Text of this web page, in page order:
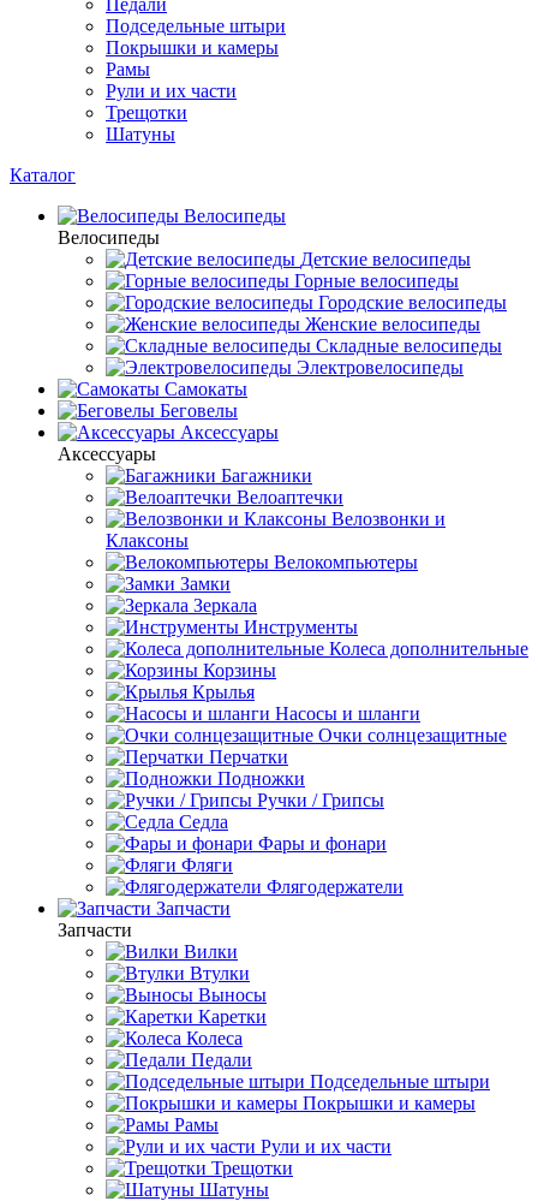
Педали
Подседельные штыри
Покрышки и камеры
Рамы
Рули и их части
Трещотки
Шатуны
Каталог
Велосипеды
Велосипеды
Детские велосипеды
Горные велосипеды
Городские велосипеды
Женские велосипеды
Складные велосипеды
Электровелосипеды
Самокаты
Беговелы
Аксессуары
Аксессуары
Багажники
Велоаптечки
Велозвонки и
Клаксоны
Велокомпьютеры
Замки
Зеркала
Инструменты
Колеса дополнительные
Корзины
Крылья
Насосы и шланги
Очки солнцезащитные
Перчатки
Подножки
Ручки / Грипсы
Седла
Фары и фонари
Фляги
Флягодержатели
Запчасти
Запчасти
Вилки
Втулки
Выносы
Каретки
Колеса
Педали
Подседельные штыри
Покрышки и камеры
Рамы
Рули и их части
Трещотки
Шатуны